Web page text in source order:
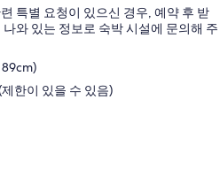
특별 요청이 있으신 경우, 예약 후 받
와 있는 정보로 숙박 시설에 문의해 주
한이 있을 수 있음)